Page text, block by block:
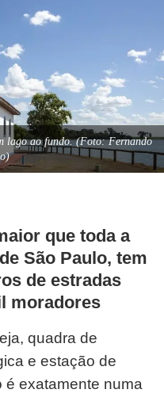
lago ao fundo. (Foto: Fernando
que toda a
São Paulo, tem
de estradas
moradores
quadra de
e estação de
é exatamente numa